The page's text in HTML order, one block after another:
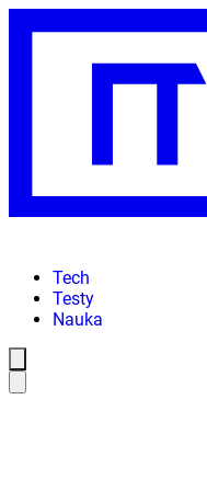
Tech
Testy
Nauka